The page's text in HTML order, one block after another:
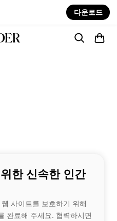
다운로드
한 신속한 인간
사이트를 보호하기 위해
완료해 주세요. 협력하시면